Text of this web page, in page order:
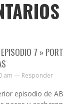
7 »
am — Responder
episodio de